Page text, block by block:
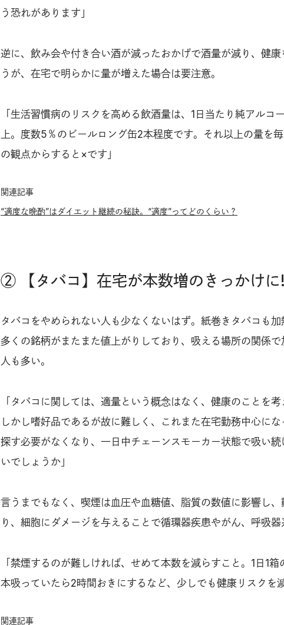
う恐れがあります」
逆に、飲み会や付き合い酒が減ったおかげで酒量が減り、健
うが、在宅で明らかに量が増えた場合は要注意。
「生活習慣病のリスクを高める飲酒量は、1日当たり純アルコ
上。度数5％のビールロング缶2本程度です。それ以上の量を
の観点からすると×です」
関連記事
“適度な晩酌”はダイエット継続の秘訣。“適度”ってどのくらい？
② 【タバコ】在宅が本数増のきっかけに
タバコをやめられない人も少なくないはず。紙巻きタバコも
多くの銘柄がまたまた値上がりしており、吸える場所の関係
人も多い。
「タバコに関しては、適量という概念はなく、健康のことを考
しかし嗜好品であるが故に難しく、これまた在宅勤務中心に
探す必要がなくなり、一日中チェーンスモーカー状態で吸い
いでしょうか」
言うまでもなく、喫煙は血圧や血糖値、脂質の数値に影響し
り、細胞にダメージを与えることで循環器疾患やがん、呼吸器
「禁煙するのが難しければ、せめて本数を減らすこと。1日1箱
本吸っていたら2時間おきにするなど、少しでも健康リスクを
関連記事